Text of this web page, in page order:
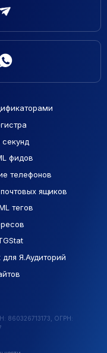
фидов
телефонов
ящиков
тегов
Я.Аудиторий
860326713173, ОГРН: